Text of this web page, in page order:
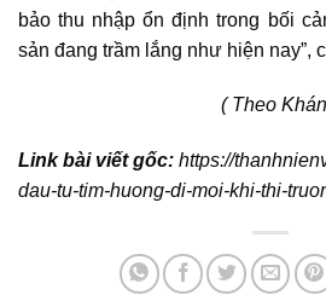
bảo thu nhập ổn định trong bối
sản đang trầm lắng như hiện nay”,
( Theo
Link bài viết gốc: https://
dau-tu-tim-huong-di-moi-khi-thi-